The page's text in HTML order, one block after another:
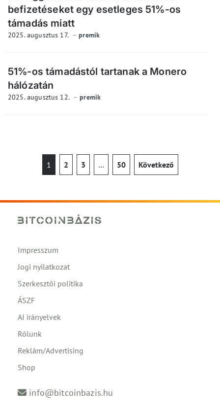
befizetéseket egy esetleges 51%-os
támadás miatt
2025. augusztus 17. premik
51%-os támadástól tartanak a Monero
hálózatán
2025. augusztus 12. premik
1 2 3 … 50 Következő
Impresszum
Jogi nyilatkozat
Szerkesztői politika
ÁSZF
AI irányelvek
Rólunk
Reklám/Advertising
Shop
info@bitcoinbazis.hu